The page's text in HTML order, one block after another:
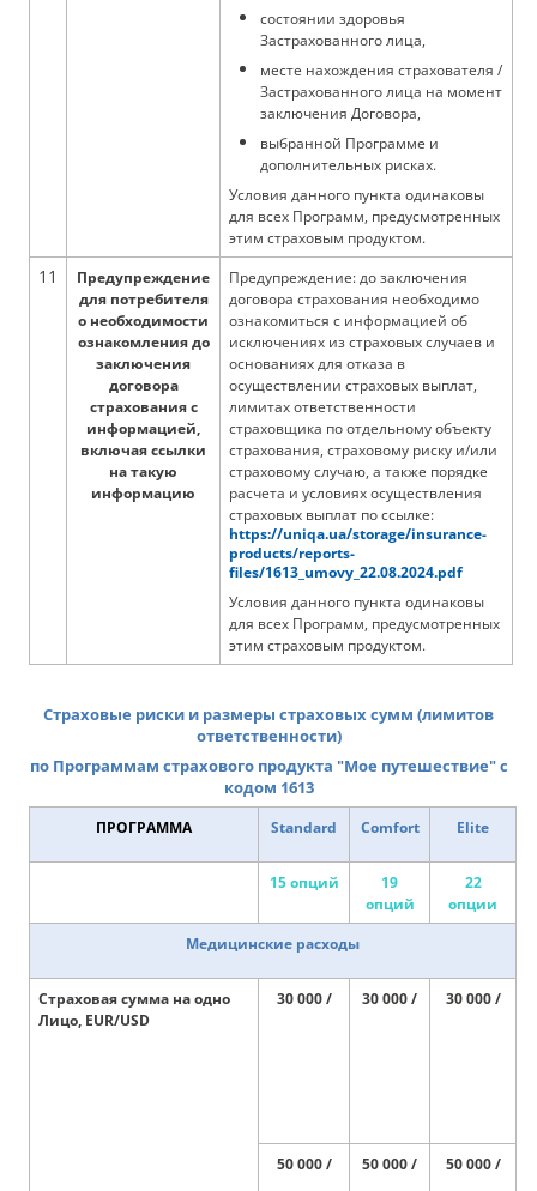
состоянии здоровья
Застрахованного лица,
месте нахождения страхователя /
Застрахованного лица на момент
заключения Договора,
выбранной Программе и
дополнительных рисках.
Условия данного пункта одинаковы
для всех Программ, предусмотренных
этим страховым продуктом.
11
Предупреждение
для потребителя
о необходимости
ознакомления до
заключения
договора
страхования с
информацией,
включая ссылки
на такую
информацию
Предупреждение: до заключения
договора страхования необходимо
ознакомиться с информацией об
исключениях из страховых случаев и
основаниях для отказа в
осуществлении страховых выплат,
лимитах ответственности
страховщика по отдельному объекту
страхования, страховому риску и/или
страховому случаю, а также порядке
расчета и условиях осуществления
страховых выплат по ссылке:
https://uniqa.ua/storage/insurance-
products/reports-
files/1613_umovy_22.08.2024.pdf
Условия данного пункта одинаковы
для всех Программ, предусмотренных
этим страховым продуктом.
Страховые риски и размеры страховых сумм (лимитов
ответственности)
по Программам страхового продукта "Мое путешествие" с
кодом 1613
ПРОГРАММА Standard Comfort Elite
15 опций
19
опций
22
опции
Медицинские расходы
Страховая сумма на одно
Лицо, EUR/USD
30 000 / 30 000 / 30 000 /
50 000 / 50 000 / 50 000 /